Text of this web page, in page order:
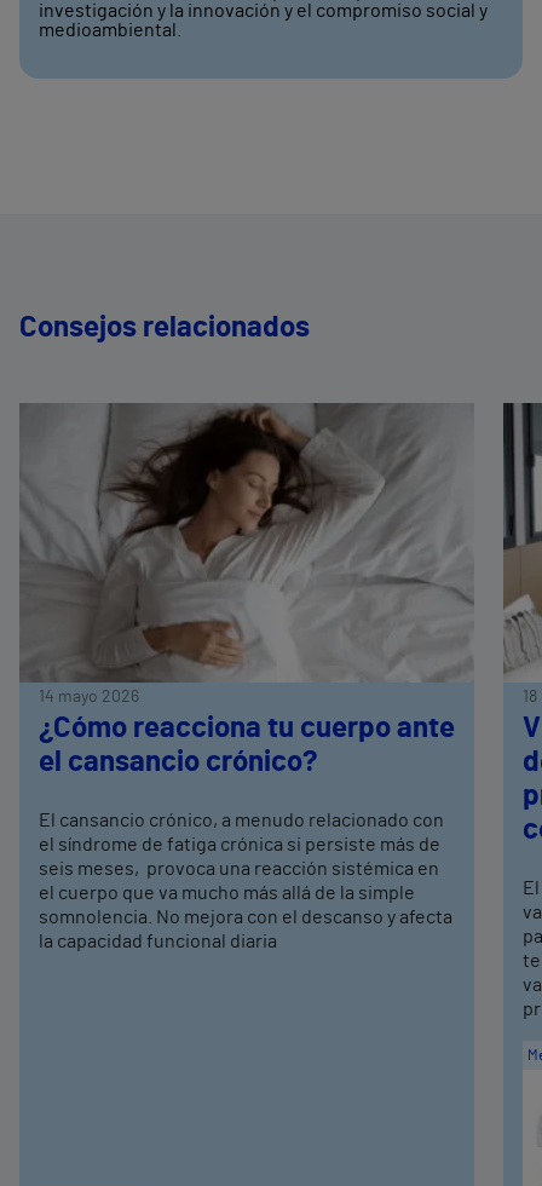
investigación y la innovación y el compromiso social y
medioambiental.
Consejos relacionados
14 mayo 2026
¿Cómo reacciona tu cuerpo ante
el cansancio crónico?
El cansancio crónico, a menudo relacionado con
el síndrome de fatiga crónica si persiste más de
seis meses, provoca una reacción sistémica en
el cuerpo que va mucho más allá de la simple
somnolencia. No mejora con el descanso y afecta
la capacidad funcional diaria